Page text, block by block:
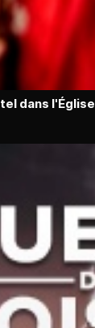
dans l'Église